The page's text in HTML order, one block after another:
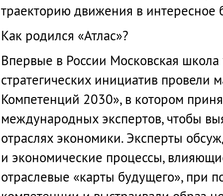
траекторию движения в интересное
Как родился «Атлас»?
Впервые в России Московская школа
стратегических инициатив провели
Компетенций 2030», в котором
международных экспертов, чтобы
отраслях экономики. Эксперты
и экономические процессы,
отраслевые «карты будущего», при